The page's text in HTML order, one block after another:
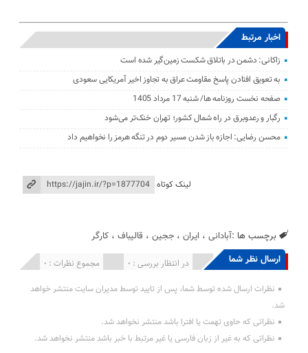
اخبار مرتبط
زاکانی: دشمن در باتلاق شکست زمین‌گیر شده است
به تعویق افتادن پاسخ مقاومت عراق به تجاوز اخیر آمریکایی سعودی
صفحه نخست روزنامه ها/ شنبه 17 مرداد 1405
رگبار و رعدوبرق در راه شمال کشور؛ تهران خنک‌تر می‌شود
محسن رضایی: اجازه باز شدن مسیر دوم در تنگه هرمز را نخواهیم داد
لینک کوتاه
برچسب ها :آبادانی ، ایران ،ججین ، قالیباف ،کارگر
ارسال نظر شما مجموع نظرات : 0 در انتظار بررسی : 0 انتشار یافته : 0
نظرات ارسال شده توسط شما، پس از تایید توسط مدیران سایت منتشر خواهد
شد.
نظراتی که حاوی تهمت یا افترا باشد منتشر نخواهد شد.
نظراتی که به غیر از زبان فارسی یا غیر مرتبط با خبر باشد منتشر نخواهد شد.